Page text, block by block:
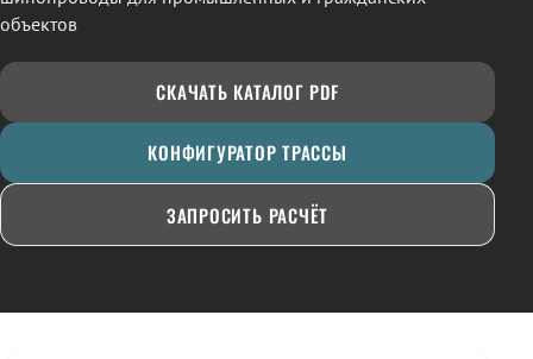
объектов
СКАЧАТЬ КАТАЛОГ PDF
КОНФИГУРАТОР ТРАССЫ
ЗАПРОСИТЬ РАСЧЁТ